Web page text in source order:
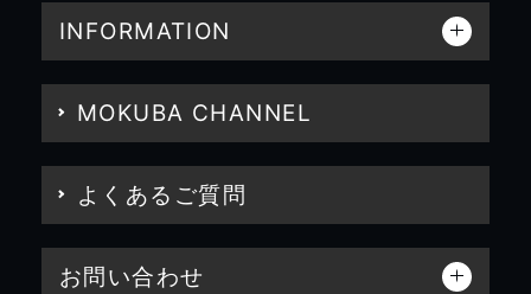
INFORMATION
MOKUBA CHANNEL
よくあるご質問
お問い合わせ